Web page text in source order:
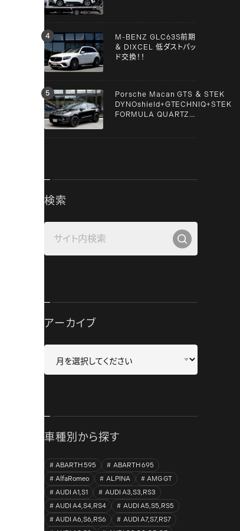
M-BENZ GLC63S前期
＆ DIXCEL 低ダストパッ
ド交換！！
Porsche Macan GTS ＆ STEK
DYNOshield+GTECHNIQ+STEK
FORMULA QUARTZ
検索
アーカイブ
車種別から探す
ABARTH 595
ABARTH 695
AlfaRomeo
ALPINA
AMG GT
AUDI A1,S1
AUDI A3,S3,RS3
AUDI A4,S4,RS4
AUDI A5,S5,RS5
AUDI A6,S6,RS6
AUDI A7,S7,RS7